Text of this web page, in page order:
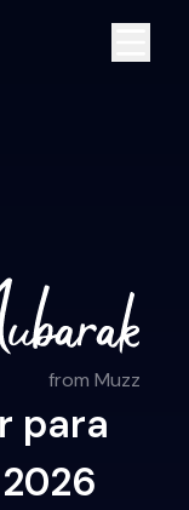
from Muzz
para